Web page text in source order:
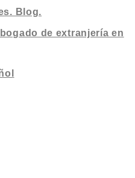
Blog.
de extranjería en